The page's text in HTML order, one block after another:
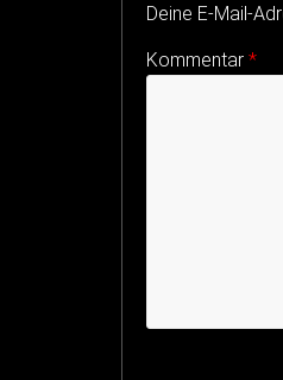
Deine E-Mail-
Kommentar *